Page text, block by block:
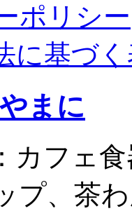
ポリシー
に基づ
まに
カフェ
プ、茶